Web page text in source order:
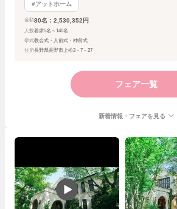
#アットホーム
金額 80名：2,530,352円
人数着席5名～140名
挙式教会式・人前式・神前式
住所長野県長野市上松3－7－27
フェア一覧
新着情報・フェアを見る